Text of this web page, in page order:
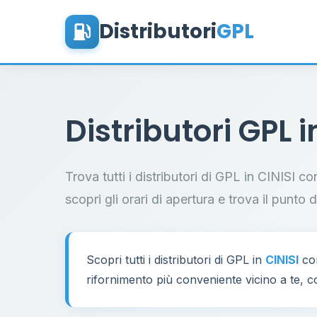
DistributoriGPL
Distributori GPL
Trova tutti i distributori di GPL in CINISI
scopri gli orari di apertura e trova il punto
Scopri tutti i distributori di GPL in CINISI
rifornimento più conveniente vicino a te,